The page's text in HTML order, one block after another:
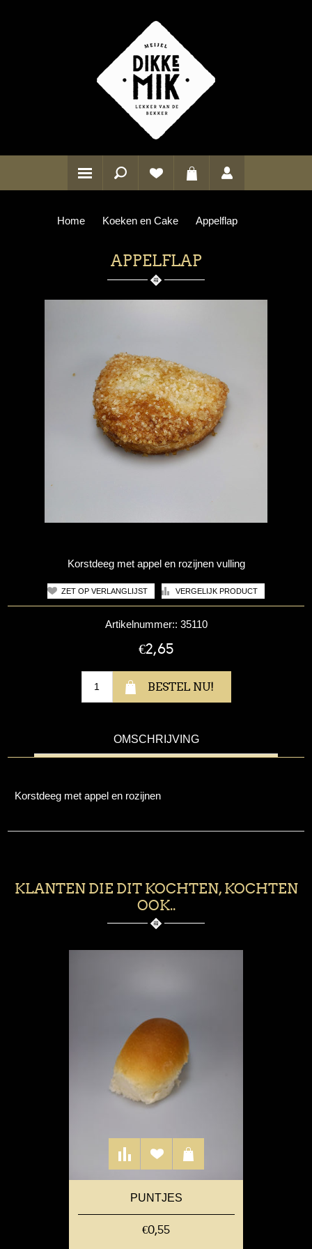
Home Koeken en Cake Appelflap
APPELFLAP
Korstdeeg met appel en rozijnen vulling
Artikelnummer:: 35110
€2,65
OMSCHRIJVING
Korstdeeg met appel en rozijnen
KLANTEN DIE DIT KOCHTEN, KOCHTEN
OOK..
PUNTJES
€0,55